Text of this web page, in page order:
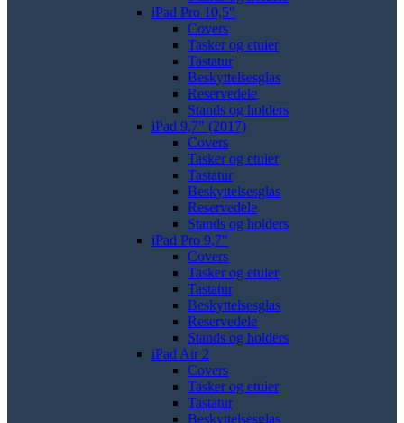
iPad Pro 10,5"
Covers
Tasker og etuier
Tastatur
Beskyttelsesglas
Reservedele
Stands og holders
iPad 9,7" (2017)
Covers
Tasker og etuier
Tastatur
Beskyttelsesglas
Reservedele
Stands og holders
iPad Pro 9,7"
Covers
Tasker og etuier
Tastatur
Beskyttelsesglas
Reservedele
Stands og holders
iPad Air 2
Covers
Tasker og etuier
Tastatur
Beskyttelsesglas